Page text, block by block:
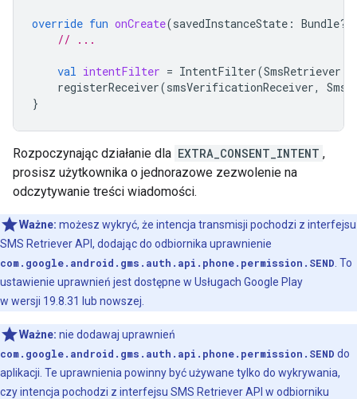
override fun onCreate(savedInstanceState : Bundle?)
// ...
val intentFilter = IntentFilter(SmsRetriever
registerReceiver(smsVerificationReceiver,
}
Rozpoczynając działanie dla EXTRA_CONSENT_INTENT ,
prosisz użytkownika o jednorazowe zezwolenie na
odczytywanie treści wiadomości.
Ważne: możesz wykryć, że intencja transmisji pochodzi z interfejsu
SMS Retriever API, dodając do odbiornika uprawnienie
com.google.android.gms.auth.api.phone.permission.SEND . To
ustawienie uprawnień jest dostępne w Usługach Google Play
w wersji 19.8.31 lub nowszej.
Ważne: nie dodawaj uprawnień
com.google.android.gms.auth.api.phone.permission.SEND do
aplikacji. Te uprawnienia powinny być używane tylko do wykrywania,
czy intencja pochodzi z interfejsu SMS Retriever API w odbiorniku